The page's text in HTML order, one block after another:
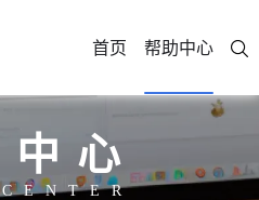
首页 帮助中心
心